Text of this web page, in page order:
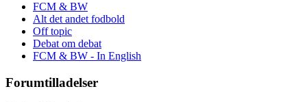
FCM & BW
Alt det andet fodbold
Off topic
Debat om debat
FCM & BW - In English
Forumtilladelser